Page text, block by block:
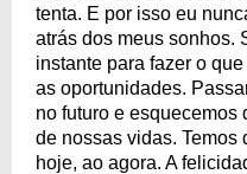
tenta. E por isso eu
atrás dos meus sonhos.
instante para fazer o
as oportunidades.
no futuro e esquecemos
de nossas vidas. Temos
hoje, ao agora. A